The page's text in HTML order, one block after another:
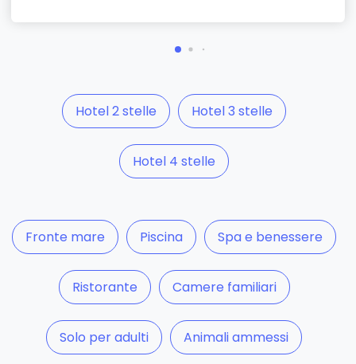
Hotel 2 stelle Hotel 3 stelle
Hotel 4 stelle
Fronte mare Piscina Spa e benessere
Ristorante Camere familiari
Solo per adulti Animali ammessi